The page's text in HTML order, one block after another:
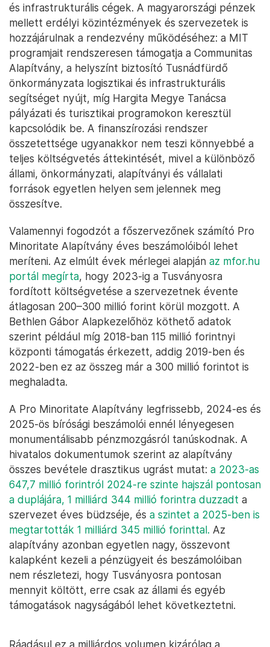
és infrastrukturális cégek. A magyarországi pénzek
mellett erdélyi közintézmények és szervezetek is
hozzájárulnak a rendezvény működéséhez: a MIT
programjait rendszeresen támogatja a Communitas
Alapítvány, a helyszínt biztosító Tusnádfürdő
önkormányzata logisztikai és infrastrukturális
segítséget nyújt, míg Hargita Megye Tanácsa
pályázati és turisztikai programokon keresztül
kapcsolódik be. A finanszírozási rendszer
összetettsége ugyanakkor nem teszi könnyebbé a
teljes költségvetés áttekintését, mivel a különböző
állami, önkormányzati, alapítványi és vállalati
források egyetlen helyen sem jelennek meg
összesítve.
Valamennyi fogodzót a főszervezőnek számító Pro
Minoritate Alapítvány éves beszámolóiból lehet
meríteni. Az elmúlt évek mérlegei alapján az mfor.hu
portál megírta, hogy 2023-ig a Tusványosra
fordított költségvetése a szervezetnek évente
átlagosan 200–300 millió forint körül mozgott. A
Bethlen Gábor Alapkezelőhöz köthető adatok
szerint például míg 2018-ban 115 millió forintnyi
központi támogatás érkezett, addig 2019-ben és
2022-ben ez az összeg már a 300 millió forintot is
meghaladta.
A Pro Minoritate Alapítvány legfrissebb, 2024-es és
2025-ös bírósági beszámolói ennél lényegesen
monumentálisabb pénzmozgásról tanúskodnak. A
hivatalos dokumentumok szerint az alapítvány
összes bevétele drasztikus ugrást mutat: a 2023-as
647,7 millió forintról 2024-re szinte hajszál pontosan
a duplájára, 1 milliárd 344 millió forintra duzzadt a
szervezet éves büdzséje, és a szintet a 2025-ben is
megtartották 1 milliárd 345 millió forinttal. Az
alapítvány azonban egyetlen nagy, összevont
kalapként kezeli a pénzügyeit és beszámolóiban
nem részletezi, hogy Tusványosra pontosan
mennyit költött, erre csak az állami és egyéb
támogatások nagyságából lehet következtetni.
Ráadásul ez a milliárdos volumen kizárólag a